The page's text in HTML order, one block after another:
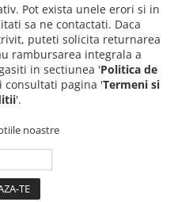
Pot exista unele erori si in
sa ne contactati. Daca
puteti solicita returnarea
rambursarea integrala a
in sectiunea 'Politica de
consultati pagina 'Termeni si
'.
noastre